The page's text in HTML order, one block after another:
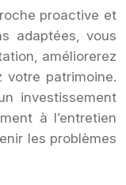
proactive et
adaptées, vous
améliorerez
patrimoine.
investissement
à l’entretien
les problèmes